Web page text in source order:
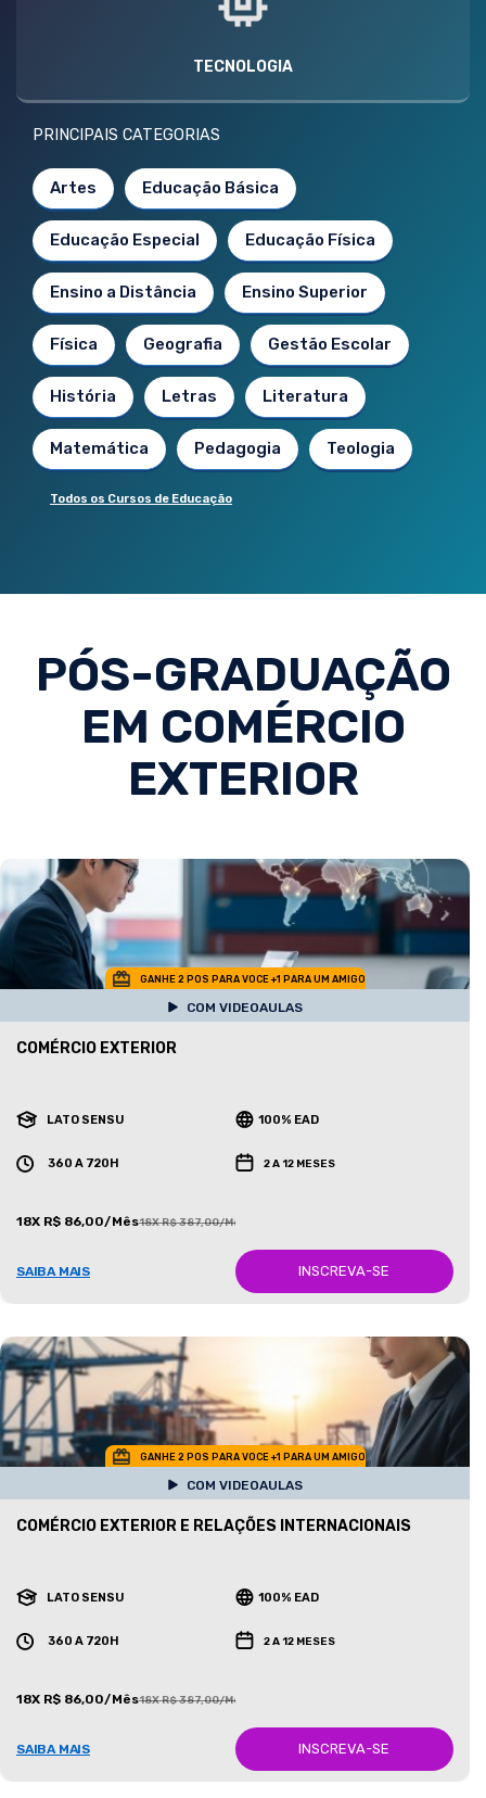
TECNOLOGIA
PRINCIPAIS CATEGORIAS
Artes Educação Básica
Educação Especial Educação Física
Ensino a Distância Ensino Superior
Física Geografia Gestão Escolar
História Letras Literatura
Matemática Pedagogia Teologia
Todos os Cursos de Educação
PÓS-GRADUAÇÃO
EM COMÉRCIO
EXTERIOR
GANHE 2 POS PARA VOCE +1 PARA UM AMIGO
COM VIDEOAULAS
COMÉRCIO EXTERIOR
LATO SENSU 100% EAD
360 A 720H 2 A 12 MESES
18X R$ 86,00/Mês18X R$ 387,00/Mês
SAIBA MAIS INSCREVA-SE
GANHE 2 POS PARA VOCE +1 PARA UM AMIGO
COM VIDEOAULAS
COMÉRCIO EXTERIOR E RELAÇÕES INTERNACIONAIS
LATO SENSU 100% EAD
360 A 720H 2 A 12 MESES
18X R$ 86,00/Mês18X R$ 387,00/Mês
SAIBA MAIS INSCREVA-SE